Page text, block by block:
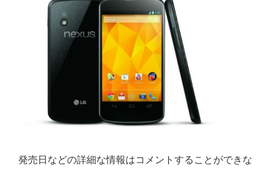
発売日などの詳細な情報はコメントすることができな